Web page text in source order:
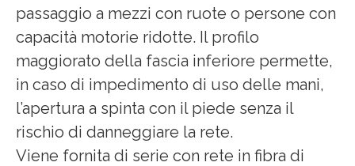
passaggio a mezzi con ruote o persone con
capacità motorie ridotte. Il profilo
maggiorato della fascia inferiore permette,
in caso di impedimento di uso delle mani,
l’apertura a spinta con il piede senza il
rischio di danneggiare la rete.
Viene fornita di serie con rete in fibra di